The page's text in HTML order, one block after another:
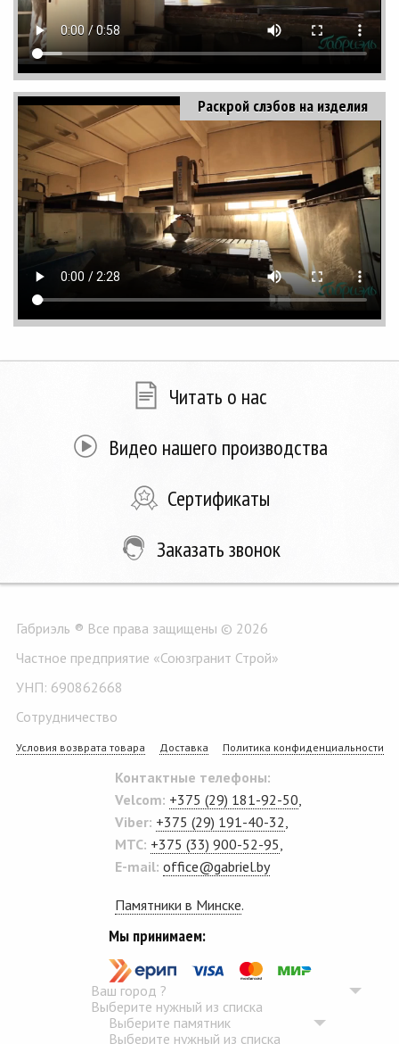
Раскрой слэбов на изделия
Читать о нас
Видео нашего производства
Сертификаты
Заказать звонок
Габриэль ® Все права защищены © 2026
Частное предприятие «Союзгранит Строй»
УНП: 690862668
Сотрудничество
Условия возврата товара Доставка Политика конфиденциальности
Контактные телефоны:
Velcom: +375 (29) 181-92-50
Viber: +375 (29) 191-40-32
MTC: +375 (33) 900-52-95
E-mail: office@gabriel.by
Памятники в Минске.
Мы принимаем:
Ваш город ?
Выберите нужный из списка
Выберите памятник
Выберите нужный из списка